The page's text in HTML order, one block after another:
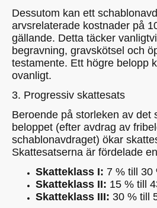
Dessutom kan ett
arvsrelaterade kostnader på
gällande. Detta täcker
begravning, gravskötsel och
testamente. Ett högre belopp
ovanligt.
3. Progressiv skattesats
Beroende på storleken av det
beloppet (efter avdrag av
schablonavdraget) ökar
Skattesatserna är fördelade
Skatteklass I: 7 % till 30
Skatteklass II: 15 % till
Skatteklass III: 30 % till